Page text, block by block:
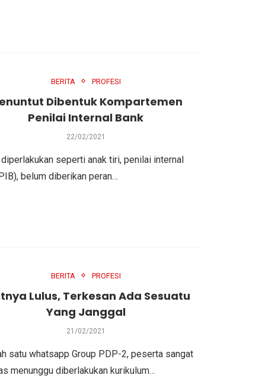
BERITA PROFESI
Dibentuk Kompartemen
Penilai Internal Bank
22/02/2021
seperti anak tiri, penilai internal
belum diberikan peran…
BERITA PROFESI
Lulus, Terkesan Ada Sesuatu
Yang Janggal
21/02/2021
satu whatsapp Group PDP-2, peserta sangat
menunggu diberlakukan kurikulum…